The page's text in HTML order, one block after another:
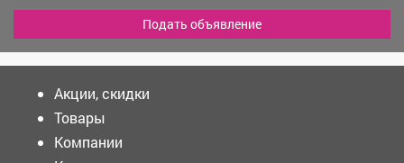
Подать объявление
Акции, скидки
Товары
Компании